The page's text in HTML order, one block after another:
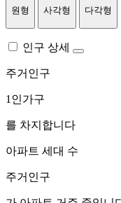
원형 사각형 다각형
인구 상세
주거인구
1인가구
를 차지합니다
아파트 세대 수
주거인구